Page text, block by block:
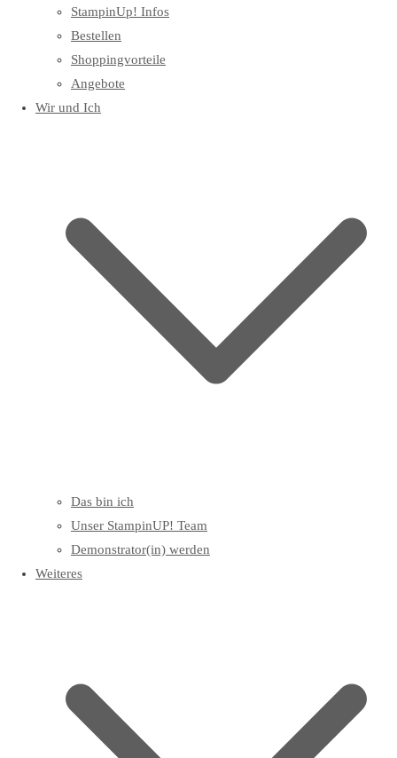
StampinUp! Infos
Bestellen
Shoppingvorteile
Angebote
Wir und Ich
Das bin ich
Unser StampinUP! Team
Demonstrator(in) werden
Weiteres